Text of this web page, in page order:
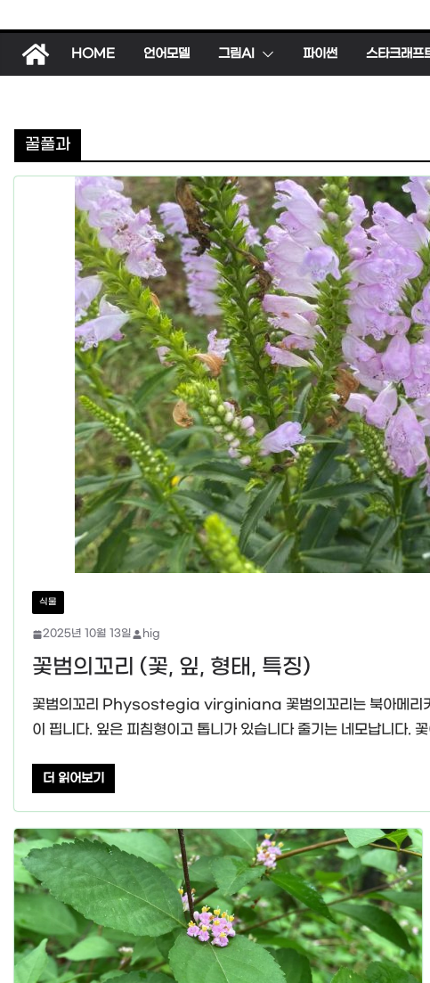
HOME 언어모델 그림AI 파이썬 스타크래프
꿀풀과
식물
2025년 10월 13일 hig
꽃범의꼬리 (꽃, 잎, 형태, 특징)
꽃범의꼬리 Physostegia virginiana 꽃범의꼬리는 북아메리카
이 핍니다. 잎은 피침형이고 톱니가 있습니다 줄기는 네모납니다.
더 읽어보기
동물 한국의 파충류
도마뱀 (특
김새)
2026년 01월 16일